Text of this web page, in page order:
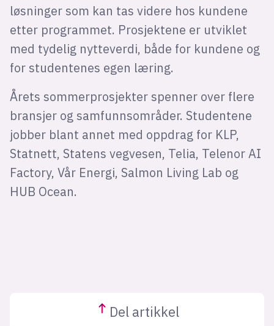
løsninger som kan tas videre hos kundene
etter programmet. Prosjektene er utviklet
med tydelig nytteverdi, både for kundene og
for studentenes egen læring.
Årets sommerprosjekter spenner over flere
bransjer og samfunnsområder. Studentene
jobber blant annet med oppdrag for KLP,
Statnett, Statens vegvesen, Telia, Telenor AI
Factory, Vår Energi, Salmon Living Lab og
HUB Ocean.
Del artikkel